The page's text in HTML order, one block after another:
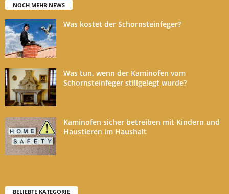
NOCH MEHR NEWS
Was kostet der Schornsteinfeger?
Was tun, wenn der Kaminofen vom
Schornsteinfeger stillgelegt wurde?
Kaminofen sicher betreiben mit Kindern und
Haustieren im Haushalt
BELIEBTE KATEGORIE